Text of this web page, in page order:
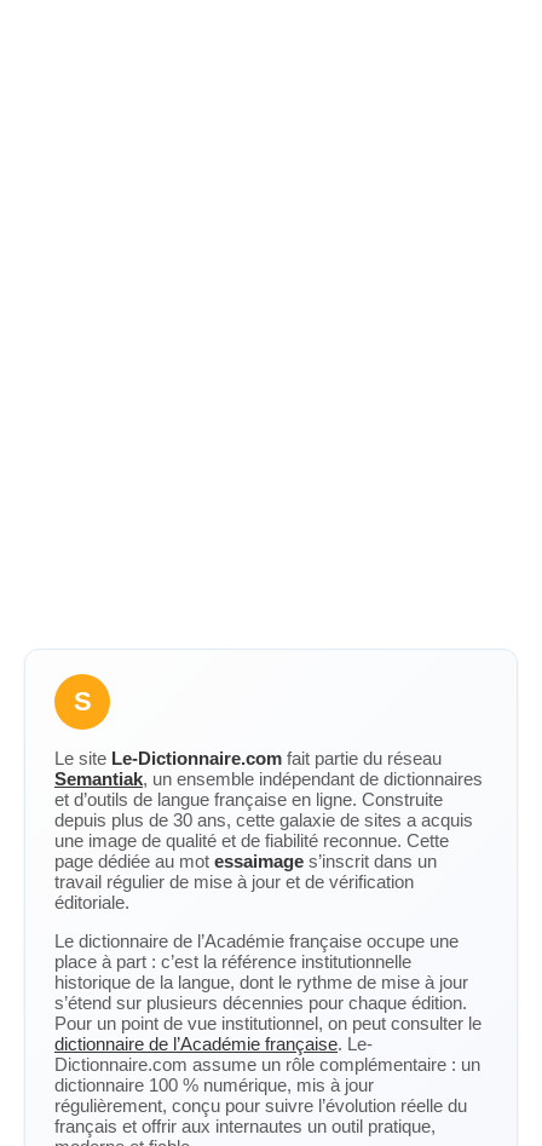
S
Le site Le-Dictionnaire.com fait partie du réseau
Semantiak, un ensemble indépendant de dictionnaires
et d’outils de langue française en ligne. Construite
depuis plus de 30 ans, cette galaxie de sites a acquis
une image de qualité et de fiabilité reconnue. Cette
page dédiée au mot essaimage s’inscrit dans un
travail régulier de mise à jour et de vérification
éditoriale.
Le dictionnaire de l’Académie française occupe une
place à part : c’est la référence institutionnelle
historique de la langue, dont le rythme de mise à jour
s’étend sur plusieurs décennies pour chaque édition.
Pour un point de vue institutionnel, on peut consulter le
dictionnaire de l’Académie française. Le-
Dictionnaire.com assume un rôle complémentaire : un
dictionnaire 100 % numérique, mis à jour
régulièrement, conçu pour suivre l’évolution réelle du
français et offrir aux internautes un outil pratique,